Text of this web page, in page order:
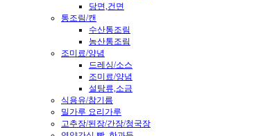
당면,건면
통조림/캔
수산통조림
농산통조림
조미료/양념
드레싱/소스
조미료/양념
설탕류,소금
식용유/참기름
밀가루 요리가루
고추장/된장/간장/청국장